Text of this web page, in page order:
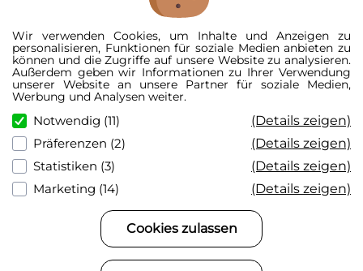
Wir verwenden Cookies, um Inhalte und Anzeigen zu
personalisieren, Funktionen für soziale Medien anbieten zu
können und die Zugriffe auf unsere Website zu analysieren.
Außerdem geben wir Informationen zu Ihrer Verwendung
unserer Website an unsere Partner für soziale Medien,
Werbung und Analysen weiter.
Notwendig (11)
(Details zeigen)
Präferenzen (2)
(Details zeigen)
Statistiken (3)
(Details zeigen)
Marketing (14)
(Details zeigen)
Cookies zulassen